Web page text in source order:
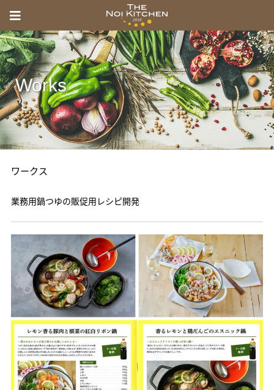
THE
NOI
KITCHEN
の
い
き
っ
menu
Toggle
navigation
Works
ワークス
業務用鍋つゆの販促用レシピ開発